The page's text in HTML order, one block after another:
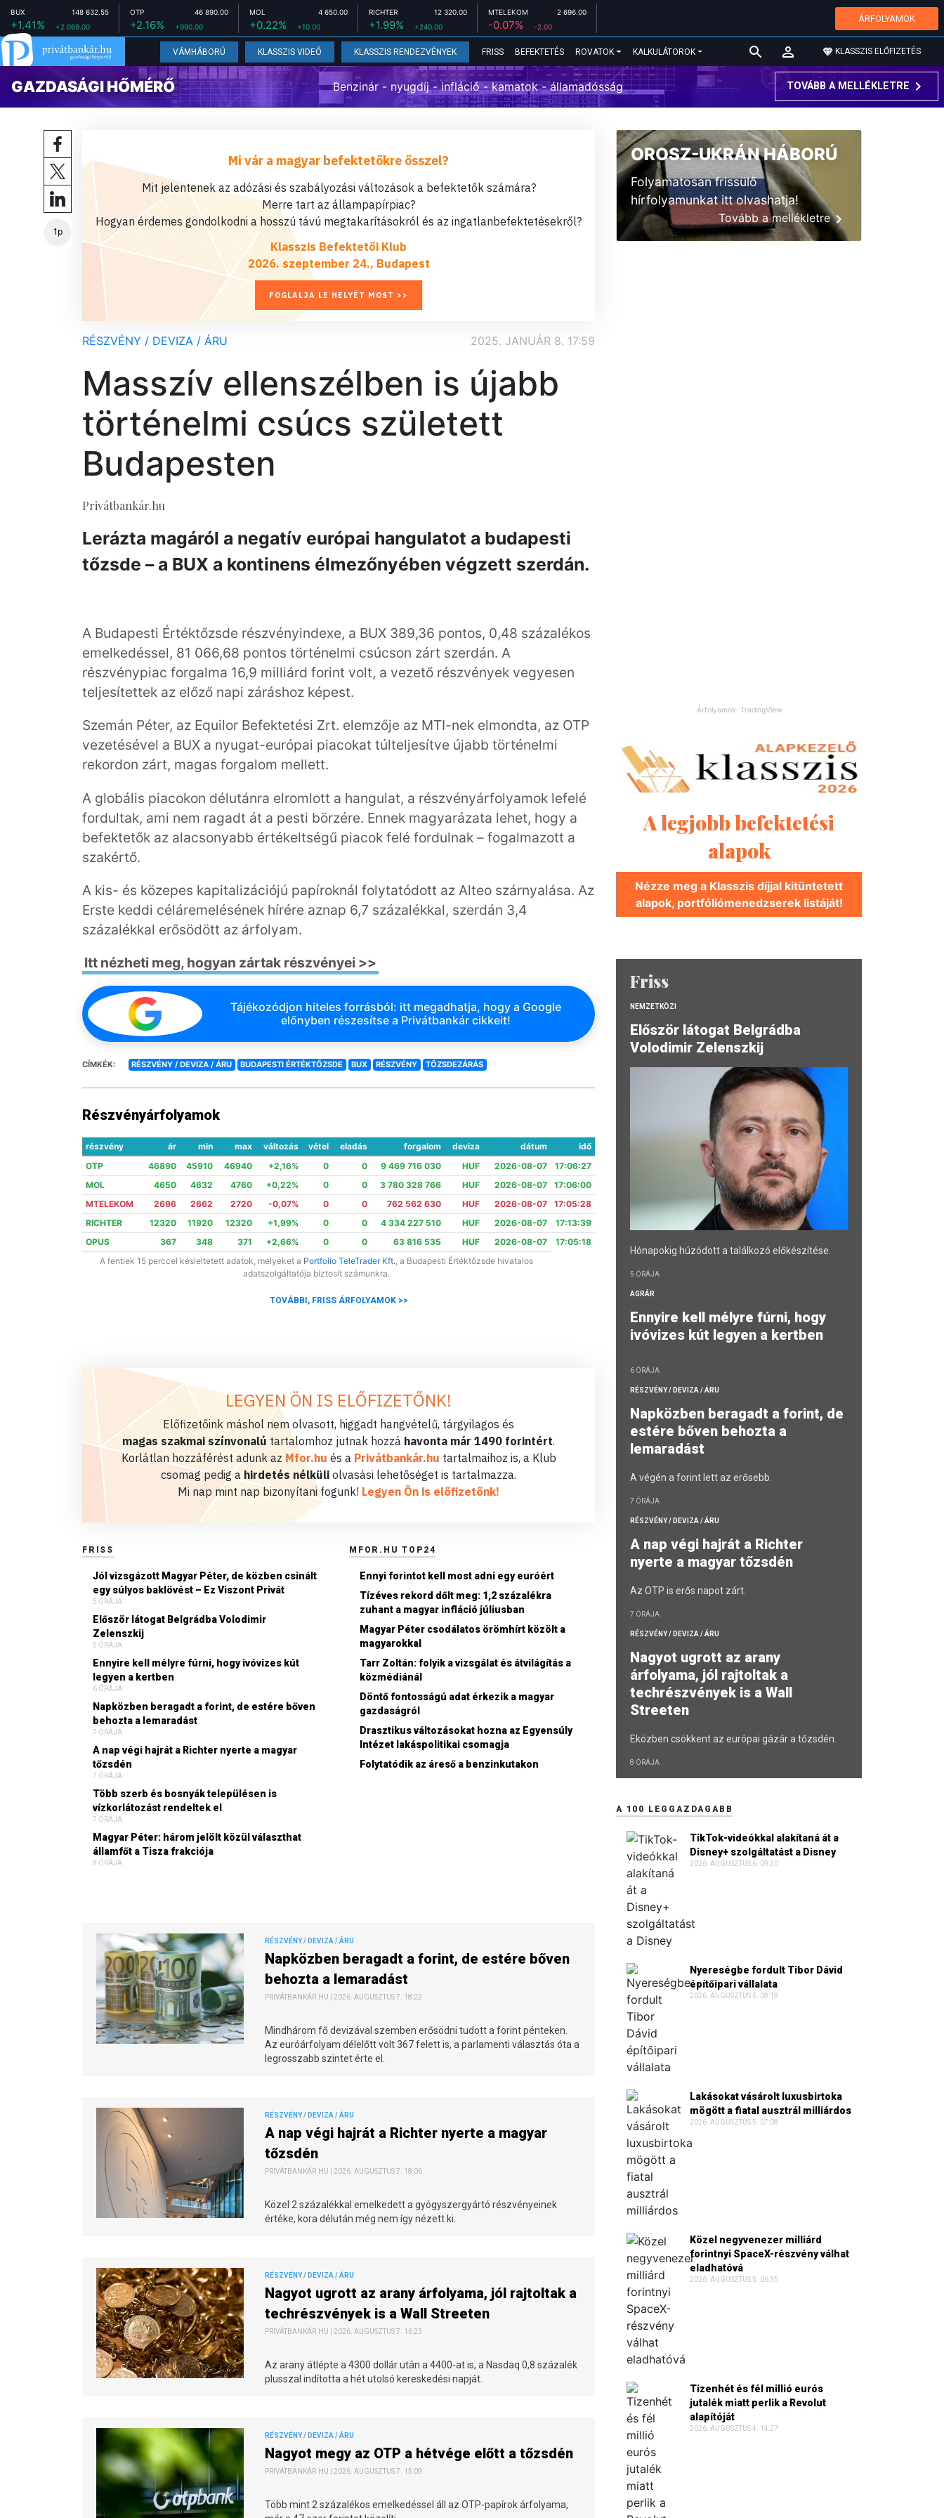
BUX 148 632.55
+1.41% +2 069.00
OTP 46 890.00
+2.16% +990.00
MOL 4 650.00
+0.22% +10.00
RICHTER 12 320.00
+1.99% +240.00
MTELEKOM 2 696.00
-0.07% -2.00
ÁRFOLYAMOK
VÁMHÁBORÚ KLASSZIS VIDEÓ KLASSZIS RENDEZVÉNYEK FRISS BEFEKTETÉS ROVATOK KALKULÁTOROK KLASSZIS ELŐFIZETÉS
GAZDASÁGI HŐMÉRŐ Benzinár - nyugdíj - infláció - kamatok - államadósság TOVÁBB A MELLÉKLETRE
1p
Mi vár a magyar befektetőkre ősszel?
Mit jelentenek az adózási és szabályozási változások a befektetők számára?
Merre tart az állampapírpiac?
Hogyan érdemes gondolkodni a hosszú távú megtakarításokról és az ingatlanbefektetésekről?
Klasszis Befektetői Klub
2026. szeptember 24., Budapest
FOGLALJA LE HELYÉT MOST >>
RÉSZVÉNY / DEVIZA / ÁRU 2025. JANUÁR 8. 17:59
Masszív ellenszélben is újabb
történelmi csúcs született
Budapesten
Privátbankár.hu
Lerázta magáról a negatív európai hangulatot a budapesti
tőzsde – a BUX a kontinens élmezőnyében végzett szerdán.
A Budapesti Értéktőzsde részvényindexe, a BUX 389,36 pontos, 0,48 százalékos
emelkedéssel, 81 066,68 pontos történelmi csúcson zárt szerdán. A
részvénypiac forgalma 16,9 milliárd forint volt, a vezető részvények vegyesen
teljesítettek az előző napi záráshoz képest.
Szemán Péter, az Equilor Befektetési Zrt. elemzője az MTI-nek elmondta, az OTP
vezetésével a BUX a nyugat-európai piacokat túlteljesítve újabb történelmi
rekordon zárt, magas forgalom mellett.
A globális piacokon délutánra elromlott a hangulat, a részvényárfolyamok lefelé
fordultak, ami nem ragadt át a pesti börzére. Ennek magyarázata lehet, hogy a
befektetők az alacsonyabb értékeltségű piacok felé fordulnak – fogalmazott a
szakértő.
A kis- és közepes kapitalizációjú papíroknál folytatódott az Alteo szárnyalása. Az
Erste keddi céláremelésének hírére aznap 6,7 százalékkal, szerdán 3,4
százalékkal erősödött az árfolyam.
Itt nézheti meg, hogyan zártak részvényei >>
Tájékozódjon hiteles forrásból: itt megadhatja, hogy a Google
előnyben részesítse a Privátbankár cikkeit!
CÍMKÉK: RÉSZVÉNY / DEVIZA / ÁRU BUDAPESTI ÉRTÉKTŐZSDE BUX RÉSZVÉNY TŐZSDEZÁRÁS
Részvényárfolyamok
részvény ár min max változás vétel eladás forgalom deviza dátum
idő
OTP
46890 45910 46940 +2,16% 0 0 9 469 716 030 HUF 2026-08-07
17:06:27
MOL
4650 4632 4760 +0,22% 0 0 3 780 328 766 HUF 2026-08-07
17:06:00
MTELEKOM
2696 2662 2720 -0,07% 0 0 762 562 630 HUF 2026-08-07
17:05:28
RICHTER
12320 11920 12320 +1,99% 0 0 4 334 227 510 HUF 2026-08-07
17:13:39
OPUS
367 348 371 +2,66% 0 0 63 816 535 HUF 2026-08-07
17:05:18
A fentiek 15 perccel késleltetett adatok, melyeket a Portfolio TeleTrader Kft. , a Budapesti Értéktőzsde hivatalos
adatszolgáltatója biztosít számunkra.
TOVÁBBI, FRISS ÁRFOLYAMOK >>
LEGYEN ÖN IS ELŐFIZETŐNK!
Előfizetőink máshol nem olvasott, higgadt hangvételű, tárgyilagos és
magas szakmai színvonalú tartalomhoz jutnak hozzá havonta már 1490 forintért.
Korlátlan hozzáférést adunk az Mfor.hu és a Privátbankár.hu tartalmaihoz is, a Klub
csomag pedig a hirdetés nélküli olvasási lehetőséget is tartalmazza.
Mi nap mint nap bizonyítani fogunk! Legyen Ön is előfizetőnk!
FRISS
Jól vizsgázott Magyar Péter, de közben csinált
egy súlyos baklövést – Ez Viszont Privát
5 ÓRÁJA
Először látogat Belgrádba Volodimir
Zelenszkij
5 ÓRÁJA
Ennyire kell mélyre fúrni, hogy ivóvizes kút
legyen a kertben
6 ÓRÁJA
Napközben beragadt a forint, de estére bőven
behozta a lemaradást
7 ÓRÁJA
A nap végi hajrát a Richter nyerte a magyar
tőzsdén
7 ÓRÁJA
Több szerb és bosnyák településen is
vízkorlátozást rendeltek el
7 ÓRÁJA
Magyar Péter: három jelölt közül választhat
államfőt a Tisza frakciója
8 ÓRÁJA
MFOR.HU TOP24
Ennyi forintot kell most adni egy euróért
Tízéves rekord dőlt meg: 1,2 százalékra
zuhant a magyar infláció júliusban
Magyar Péter csodálatos örömhírt közölt a
magyarokkal
Tarr Zoltán: folyik a vizsgálat és átvilágítás a
közmédiánál
Döntő fontosságú adat érkezik a magyar
gazdaságról
Drasztikus változásokat hozna az Egyensúly
Intézet lakáspolitikai csomagja
Folytatódik az áreső a benzinkutakon
RÉSZVÉNY / DEVIZA / ÁRU
Napközben beragadt a forint, de estére bőven
behozta a lemaradást
PRIVÁTBANKÁR.HU | 2026. AUGUSZTUS 7. 18:22
Mindhárom fő devizával szemben erősödni tudott a forint pénteken.
Az euróárfolyam délelőtt volt 367 felett is, a parlamenti választás óta a
legrosszabb szintet érte el.
RÉSZVÉNY / DEVIZA / ÁRU
A nap végi hajrát a Richter nyerte a magyar
tőzsdén
PRIVÁTBANKÁR.HU | 2026. AUGUSZTUS 7. 18:06
Közel 2 százalékkal emelkedett a gyógyszergyártó részvényeinek
értéke, kora délután még nem így nézett ki.
RÉSZVÉNY / DEVIZA / ÁRU
Nagyot ugrott az arany árfolyama, jól rajtoltak a
techrészvények is a Wall Streeten
PRIVÁTBANKÁR.HU | 2026. AUGUSZTUS 7. 16:23
Az arany átlépte a 4300 dollár után a 4400-at is, a Nasdaq 0,8 százalék
plusszal indította a hét utolsó kereskedési napját.
RÉSZVÉNY / DEVIZA / ÁRU
Nagyot megy az OTP a hétvége előtt a tőzsdén
PRIVÁTBANKÁR.HU | 2026. AUGUSZTUS 7. 15:09
Több mint 2 százalékos emelkedéssel áll az OTP-papírok árfolyama,
OROSZ-UKRÁN HÁBORÚ
Folyamatosan frissülő
hírfolyamunkat itt olvashatja!
Tovább a mellékletre
Árfolyamok: TradingView
A legjobb befektetési
alapok
Nézze meg a Klasszis díjjal kitüntetett
alapok, portfóliómenedzserek listáját!
Friss
NEMZETKÖZI
Először látogat Belgrádba
Volodimir Zelenszkij
Hónapokig húzódott a találkozó előkészítése.
5 ÓRÁJA
AGRÁR
Ennyire kell mélyre fúrni, hogy
ivóvizes kút legyen a kertben
6 ÓRÁJA
RÉSZVÉNY / DEVIZA / ÁRU
Napközben beragadt a forint, de
estére bőven behozta a
lemaradást
A végén a forint lett az erősebb.
7 ÓRÁJA
RÉSZVÉNY / DEVIZA / ÁRU
A nap végi hajrát a Richter
nyerte a magyar tőzsdén
Az OTP is erős napot zárt.
7 ÓRÁJA
RÉSZVÉNY / DEVIZA / ÁRU
Nagyot ugrott az arany
árfolyama, jól rajtoltak a
techrészvények is a Wall
Streeten
Eközben csökkent az európai gázár a tőzsdén.
8 ÓRÁJA
A 100 LEGGAZDAGABB
TikTok-videókkal alakítaná át a
Disney+ szolgáltatást a Disney
2026. AUGUSZTUS 6. 09:30
Nyereségbe fordult Tibor Dávid
építőipari vállalata
2026. AUGUSZTUS 6. 08:19
Lakásokat vásárolt luxusbirtoka
mögött a fiatal ausztrál milliárdos
2026. AUGUSZTUS 5. 07:08
Közel negyvenezer milliárd
forintnyi SpaceX-részvény válhat
eladhatóvá
2026. AUGUSZTUS 5. 06:35
Tizenhét és fél millió eurós
jutalék miatt perlik a Revolut
alapítóját
2026. AUGUSZTUS 4. 14:27